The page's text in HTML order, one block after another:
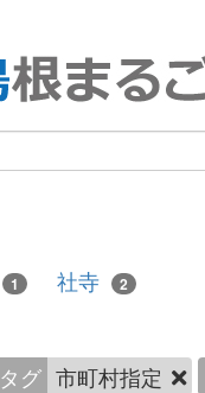
1 社寺 2
タグ 市町村指定